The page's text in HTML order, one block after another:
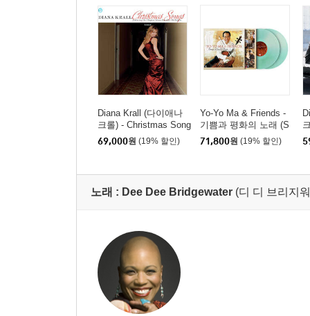
Diana Krall (다이애나
크롤) - Christmas Song
s [레드 앤 그린 스플릿
컬러 LP]
69,000원 (19% 할인)
Yo-Yo Ma & Friends -
기쁨과 평화의 노래 (S
ongs Of Joy & Peace)
[그린 컬러 2LP]
71,800원 (19% 할인)
노래 : Dee Dee Bridgewater (디 디 브리지